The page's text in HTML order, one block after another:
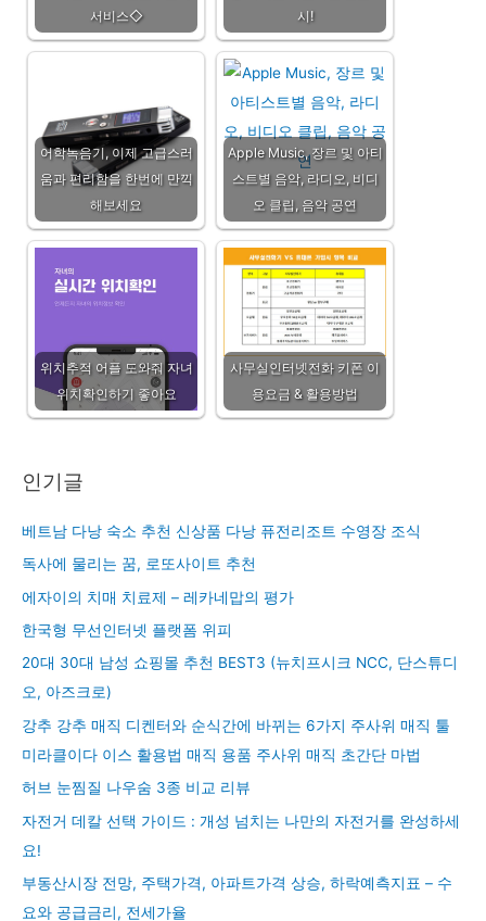
서비스◇
시!
어학녹음기, 이제 고급스러
움과 편리함을 한번에 만끽
해보세요
Apple Music, 장르 및 아티
스트별 음악, 라디오, 비디
오 클립, 음악 공연
위치추적 어플 도와줘 자녀
위치확인하기 좋아요
사무실인터넷전화 키폰 이
용요금 & 활용방법
인기글
베트남 다낭 숙소 추천 신상품 다낭 퓨전리조트 수영장 조식
독사에 물리는 꿈, 로또사이트 추천
에자이의 치매 치료제 – 레카네맙의 평가
한국형 무선인터넷 플랫폼 위피
20대 30대 남성 쇼핑몰 추천 BEST3 (뉴치프시크 NCC, 단스튜디
오, 아즈크로)
강추 강추 매직 디켄터와 순식간에 바뀌는 6가지 주사위 매직 툴
미라클이다 이스 활용법 매직 용품 주사위 매직 초간단 마법
허브 눈찜질 나우숨 3종 비교 리뷰
자전거 데칼 선택 가이드 : 개성 넘치는 나만의 자전거를 완성하세
요!
부동산시장 전망, 주택가격, 아파트가격 상승, 하락예측지표 – 수
요와 공급금리, 전세가율